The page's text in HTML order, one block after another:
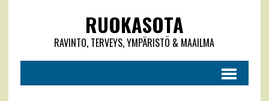
RUOKASOTA
RAVINTO, TERVEYS, YMPÄRISTÖ & MAAILMA